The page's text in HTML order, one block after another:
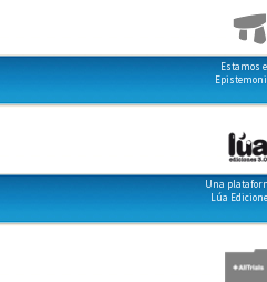
Estamos
Una
Lúa